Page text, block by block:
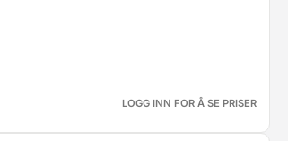
LOGG INN FOR Å SE PRISER